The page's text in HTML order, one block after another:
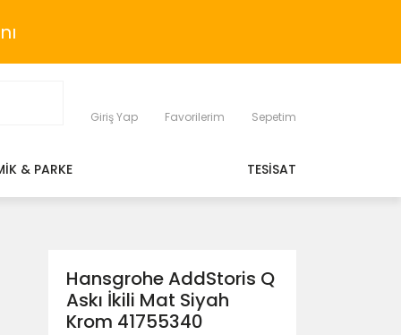
Giriş Yap Favorilerim Sepetim
& PARKE TESİSAT
Hansgrohe AddStoris Q
Askı İkili Mat Siyah
Krom 41755340